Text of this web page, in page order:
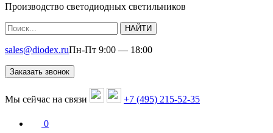
Производство светодиодных светильников
НАЙТИ
sales@diodex.ruПн-Пт 9:00 — 18:00
Заказать звонок
Мы сейчас на связи +7 (495) 215-52-35
0